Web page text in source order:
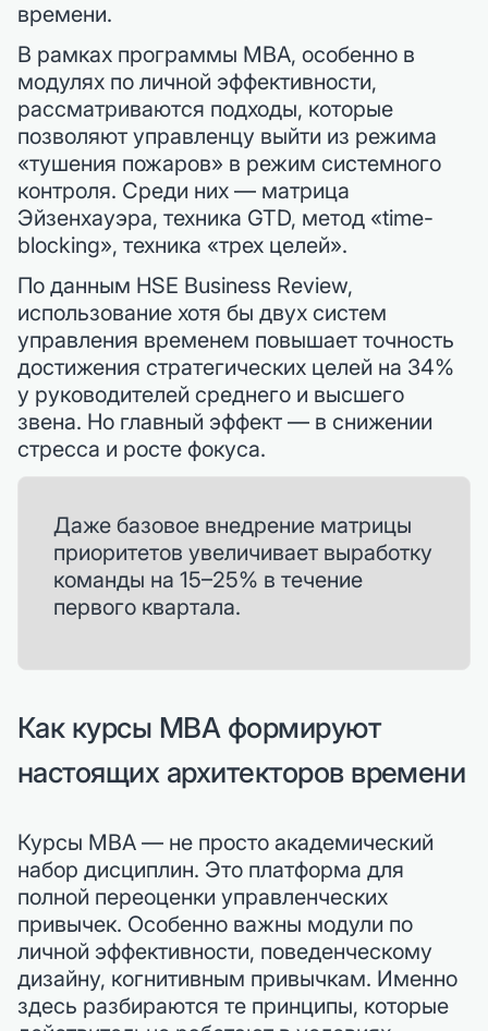
времени.
В рамках программы MBA, особенно в
модулях по личной эффективности,
рассматриваются подходы, которые
позволяют управленцу выйти из режима
«тушения пожаров» в режим системного
контроля. Среди них — матрица
Эйзенхауэра, техника GTD, метод «time-
blocking», техника «трех целей».
По данным HSE Business Review,
использование хотя бы двух систем
управления временем повышает точность
достижения стратегических целей на 34%
у руководителей среднего и высшего
звена. Но главный эффект — в снижении
стресса и росте фокуса.
Даже базовое внедрение матрицы
приоритетов увеличивает выработку
команды на 15–25% в течение
первого квартала.
Как курсы MBA формируют
настоящих архитекторов времени
Курсы MBA — не просто академический
набор дисциплин. Это платформа для
полной переоценки управленческих
привычек. Особенно важны модули по
личной эффективности, поведенческому
дизайну, когнитивным привычкам. Именно
здесь разбираются те принципы, которые